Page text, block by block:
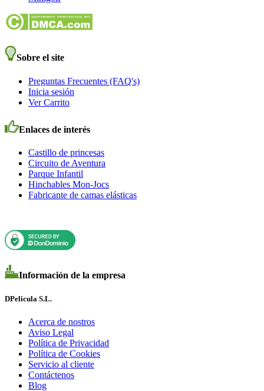
Sobre el site
Preguntas Frecuentes (FAQ's)
Inicia sesión
Ver Carrito
Enlaces de interés
Castillo de princesas
Circuito de Aventura
Parque Infantil
Hinchables Mon-Jocs
Fabricante de camas elásticas
Información de la empresa
DPelicula S.L.
Acerca de nostros
Aviso Legal
Política de Privacidad
Política de Cookies
Servicio al cliente
Contáctenos
Blog